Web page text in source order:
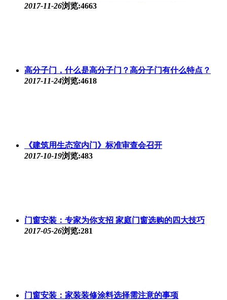
2017-11-26浏览:4663
高分子门，什么是高分子门？高分子门有什么特点？
2017-11-24浏览:4618
《建筑用生态室内门》标准审查会召开
2017-10-19浏览:483
门窗安装：专家为你支招 家庭门窗选购的四大技巧
2017-05-26浏览:281
门窗安装：家装装修涂料选择需注意的事项